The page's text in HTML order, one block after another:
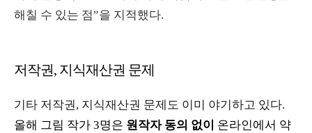
해칠 수 있는 점”을 지적했다.
저작권, 지식재산권 문제
기타 저작권, 지식재산권 문제도 이미 야기하고 있다.
올해 그림 작가 3명은 원작자 동의 없이
온라인에서 약